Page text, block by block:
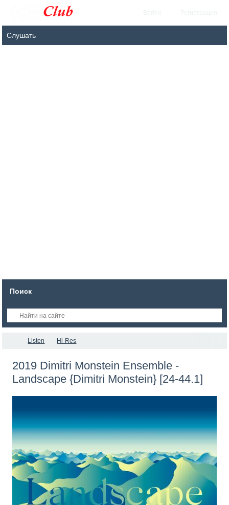
Поиск
Listen Hi-Res
2019 Dimitri Monstein Ensemble -
Landscape {Dimitri Monstein} [24-44.1]